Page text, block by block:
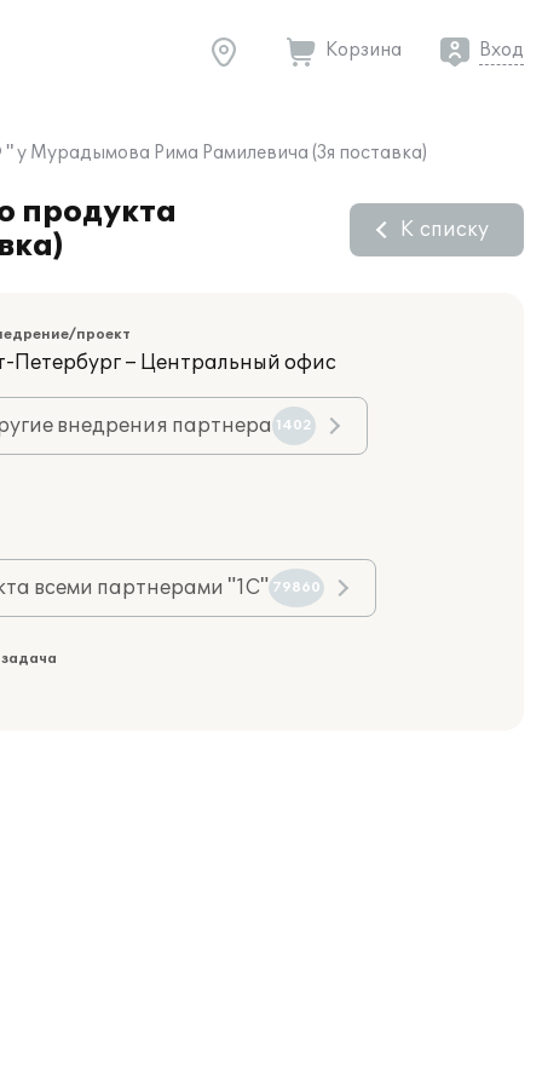
Корзина Вход
у Мурадымова Рима Рамилевича (3я поставка)
продукта
К списку
проект
Петербург – Центральный офис
внедрения партнера 1402
всеми партнерами "1С" 79860